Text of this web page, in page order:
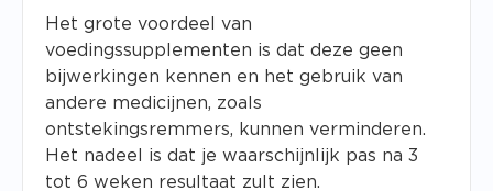
Het grote voordeel van
voedingssupplementen is dat deze geen
bijwerkingen kennen en het gebruik van
andere medicijnen, zoals
ontstekingsremmers, kunnen verminderen.
Het nadeel is dat je waarschijnlijk pas na 3
tot 6 weken resultaat zult zien.